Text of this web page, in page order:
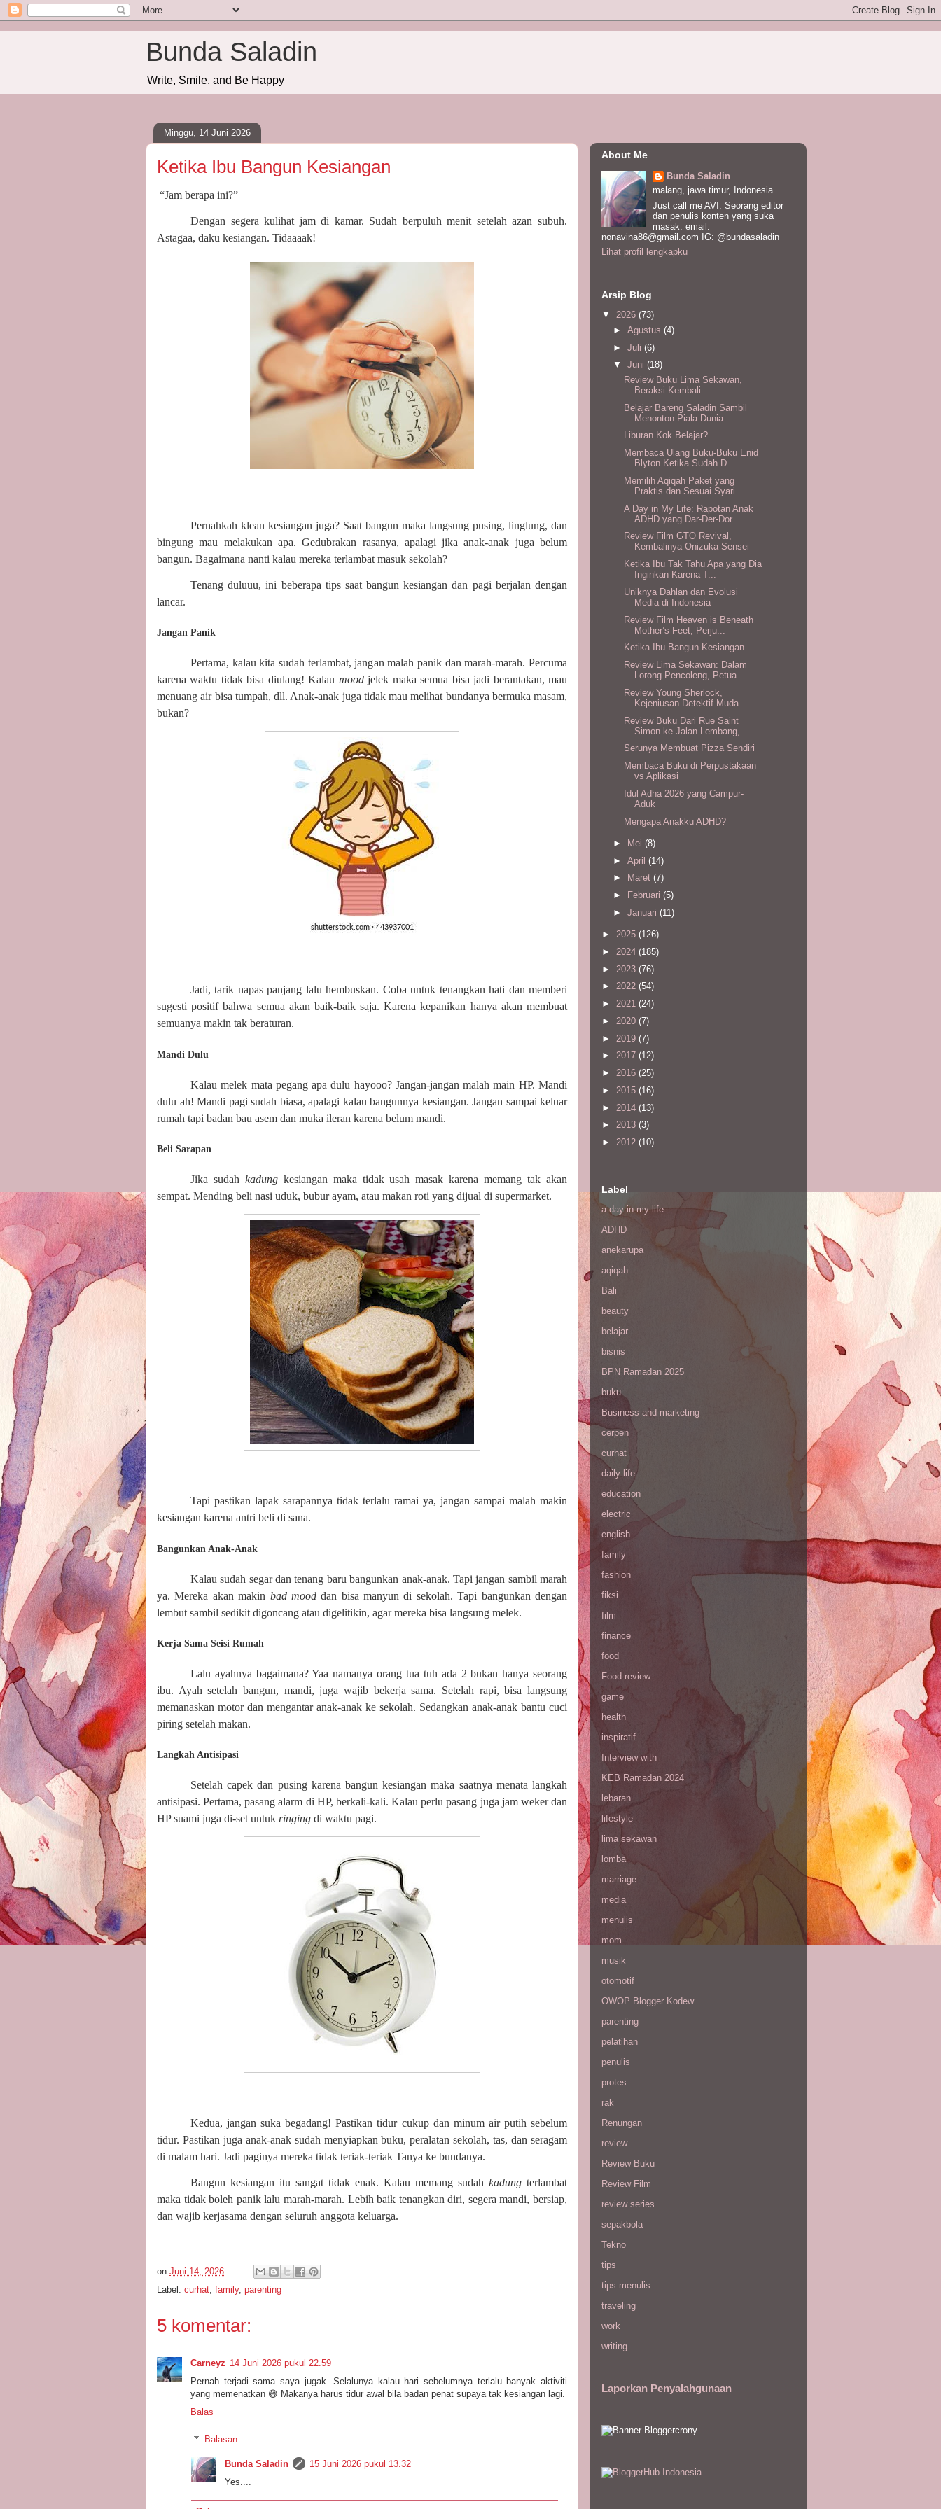
Bunda Saladin
Write, Smile, and Be Happy
Minggu, 14 Juni 2026
Ketika Ibu Bangun Kesiangan
“Jam berapa ini?”
Dengan segera kulihat jam di kamar. Sudah berpuluh menit setelah azan subuh.
Astagaa, daku kesiangan. Tidaaaak!
Pernahkah klean kesiangan juga? Saat bangun maka langsung pusing, linglung, dan
bingung mau melakukan apa. Gedubrakan rasanya, apalagi jika anak-anak juga belum
bangun. Bagaimana nanti kalau mereka terlambat masuk sekolah?
Tenang duluuu, ini beberapa tips saat bangun kesiangan dan pagi berjalan dengan
lancar.
Jangan Panik
Pertama, kalau kita sudah terlambat, jangan malah panik dan marah-marah. Percuma
karena waktu tidak bisa diulang! Kalau moodjelek maka semua bisa jadi berantakan, mau
menuang air bisa tumpah, dll. Anak-anak juga tidak mau melihat bundanya bermuka masam,
bukan?
Jadi, tarik napas panjang lalu hembuskan. Coba untuk tenangkan hati dan memberi
sugesti positif bahwa semua akan baik-baik saja. Karena kepanikan hanya akan membuat
semuanya makin tak beraturan.
Mandi Dulu
Kalau melek mata pegang apa dulu hayooo? Jangan-jangan malah main HP. Mandi
dulu ah! Mandi pagi sudah biasa, apalagi kalau bangunnya kesiangan. Jangan sampai keluar
rumah tapi badan bau asem dan muka ileran karena belum mandi.
Beli Sarapan
Jika sudah kadung kesiangan maka tidak usah masak karena memang tak akan
sempat. Mending beli nasi uduk, bubur ayam, atau makan roti yang dijual di supermarket.
Tapi pastikan lapak sarapannya tidak terlalu ramai ya, jangan sampai malah makin
kesiangan karena antri beli di sana.
Bangunkan Anak-Anak
Kalau sudah segar dan tenang baru bangunkan anak-anak. Tapi jangan sambil marah
ya. Mereka akan makin bad mooddan bisa manyun di sekolah. Tapi bangunkan dengan
lembut sambil sedikit digoncang atau digelitikin, agar mereka bisa langsung melek.
Kerja Sama Seisi Rumah
Lalu ayahnya bagaimana? Yaa namanya orang tua tuh ada 2 bukan hanya seorang
ibu. Ayah setelah bangun, mandi, juga wajib bekerja sama. Setelah rapi, bisa langsung
memanaskan motor dan mengantar anak-anak ke sekolah. Sedangkan anak-anak bantu cuci
piring setelah makan.
Langkah Antisipasi
Setelah capek dan pusing karena bangun kesiangan maka saatnya menata langkah
antisipasi. Pertama, pasang alarm di HP, berkali-kali. Kalau perlu pasang juga jam weker dan
HP suami juga di-set untuk ringing di waktu pagi.
Kedua, jangan suka begadang! Pastikan tidur cukup dan minum air putih sebelum
tidur. Pastikan juga anak-anak sudah menyiapkan buku, peralatan sekolah, tas, dan seragam
di malam hari. Jadi paginya mereka tidak teriak-teriak Tanya ke bundanya.
Bangun kesiangan itu sangat tidak enak. Kalau memang sudah kadung terlambat
maka tidak boleh panik lalu marah-marah. Lebih baik tenangkan diri, segera mandi, bersiap,
dan wajib kerjasama dengan seluruh anggota keluarga.
on Juni 14, 2026
Label: curhat, family, parenting
5 komentar:
Carneyz 14 Juni 2026 pukul 22.59
Pernah terjadi sama saya jugak. Selalunya kalau hari sebelumnya terlalu banyak aktiviti
yang memenatkan 😅 Makanya harus tidur awal bila badan penat supaya tak kesiangan lagi.
Balas
Balasan
Bunda Saladin
15 Juni 2026 pukul 13.32
Yes....
About Me
Bunda Saladin
malang, jawa timur, Indonesia
Just call me AVI. Seorang editor
dan penulis konten yang suka
masak. email:
nonavina86@gmail.com IG: @bundasaladin
Lihat profil lengkapku
Arsip Blog
▼ 2026 (73)
► Agustus (4)
► Juli (6)
▼ Juni (18)
Review Buku Lima Sekawan,
Beraksi Kembali
Belajar Bareng Saladin Sambil
Menonton Piala Dunia...
Liburan Kok Belajar?
Membaca Ulang Buku-Buku Enid
Blyton Ketika Sudah D...
Memilih Aqiqah Paket yang
Praktis dan Sesuai Syari...
A Day in My Life: Rapotan Anak
ADHD yang Dar-Der-Dor
Review Film GTO Revival,
Kembalinya Onizuka Sensei
Ketika Ibu Tak Tahu Apa yang Dia
Inginkan Karena T...
Uniknya Dahlan dan Evolusi
Media di Indonesia
Review Film Heaven is Beneath
Mother’s Feet, Perju...
Ketika Ibu Bangun Kesiangan
Review Lima Sekawan: Dalam
Lorong Pencoleng, Petua...
Review Young Sherlock,
Kejeniusan Detektif Muda
Review Buku Dari Rue Saint
Simon ke Jalan Lembang,...
Serunya Membuat Pizza Sendiri
Membaca Buku di Perpustakaan
vs Aplikasi
Idul Adha 2026 yang Campur-
Aduk
Mengapa Anakku ADHD?
► Mei (8)
► April (14)
►
Maret (7)
►
Februari (5)
► Januari (11)
► 2025 (126)
► 2024 (185)
► 2023 (76)
► 2022 (54)
► 2021 (24)
► 2020 (7)
► 2019 (7)
► 2017 (12)
► 2016 (25)
► 2015 (16)
► 2014 (13)
► 2013 (3)
► 2012 (10)
Label
a day in my life
ADHD
anekarupa
aqiqah
Bali
beauty
belajar
bisnis
BPN Ramadan 2025
buku
Business and marketing
cerpen
curhat
daily life
education
electric
english
family
fashion
fiksi
film
finance
food
Food review
game
health
inspiratif
Interview with
KEB Ramadan 2024
lebaran
lifestyle
lima sekawan
lomba
marriage
media
menulis
mom
musik
otomotif
OWOP Blogger Kodew
parenting
pelatihan
penulis
protes
rak
Renungan
review
Review Buku
Review Film
review series
sepakbola
Tekno
tips
tips menulis
traveling
work
writing
Laporkan Penyalahgunaan